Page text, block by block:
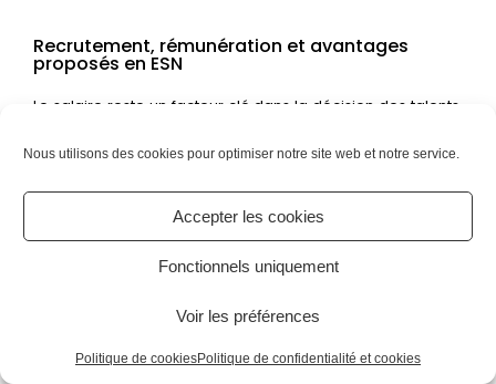
Nous utilisons des cookies pour optimiser notre site web et notre service.
Accepter les cookies
Fonctionnels uniquement
Voir les préférences
Politique de cookiesPolitique de confidentialité et cookies
Recrutement, rémunération et avantages
proposés en ESN
Le salaire reste un facteur clé dans la décision des talents,
primes, intéressement, formations, RTT, titres-restaurants,
package global cohérent avec les attentes du marché. En
expliquant clairement la grille de rémunération, les
évolutions possibles et les avantages sociaux, elle renforce
les plus recherchés.
Un recrutement ESN réussi doit rassurer le candidat dès les
décourager les talents, tandis qu’une approche claire et